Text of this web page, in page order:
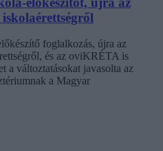
foglalkozás, újra az
és az oviKRÉTA is
a változtatásokat javasolta az
a Magyar